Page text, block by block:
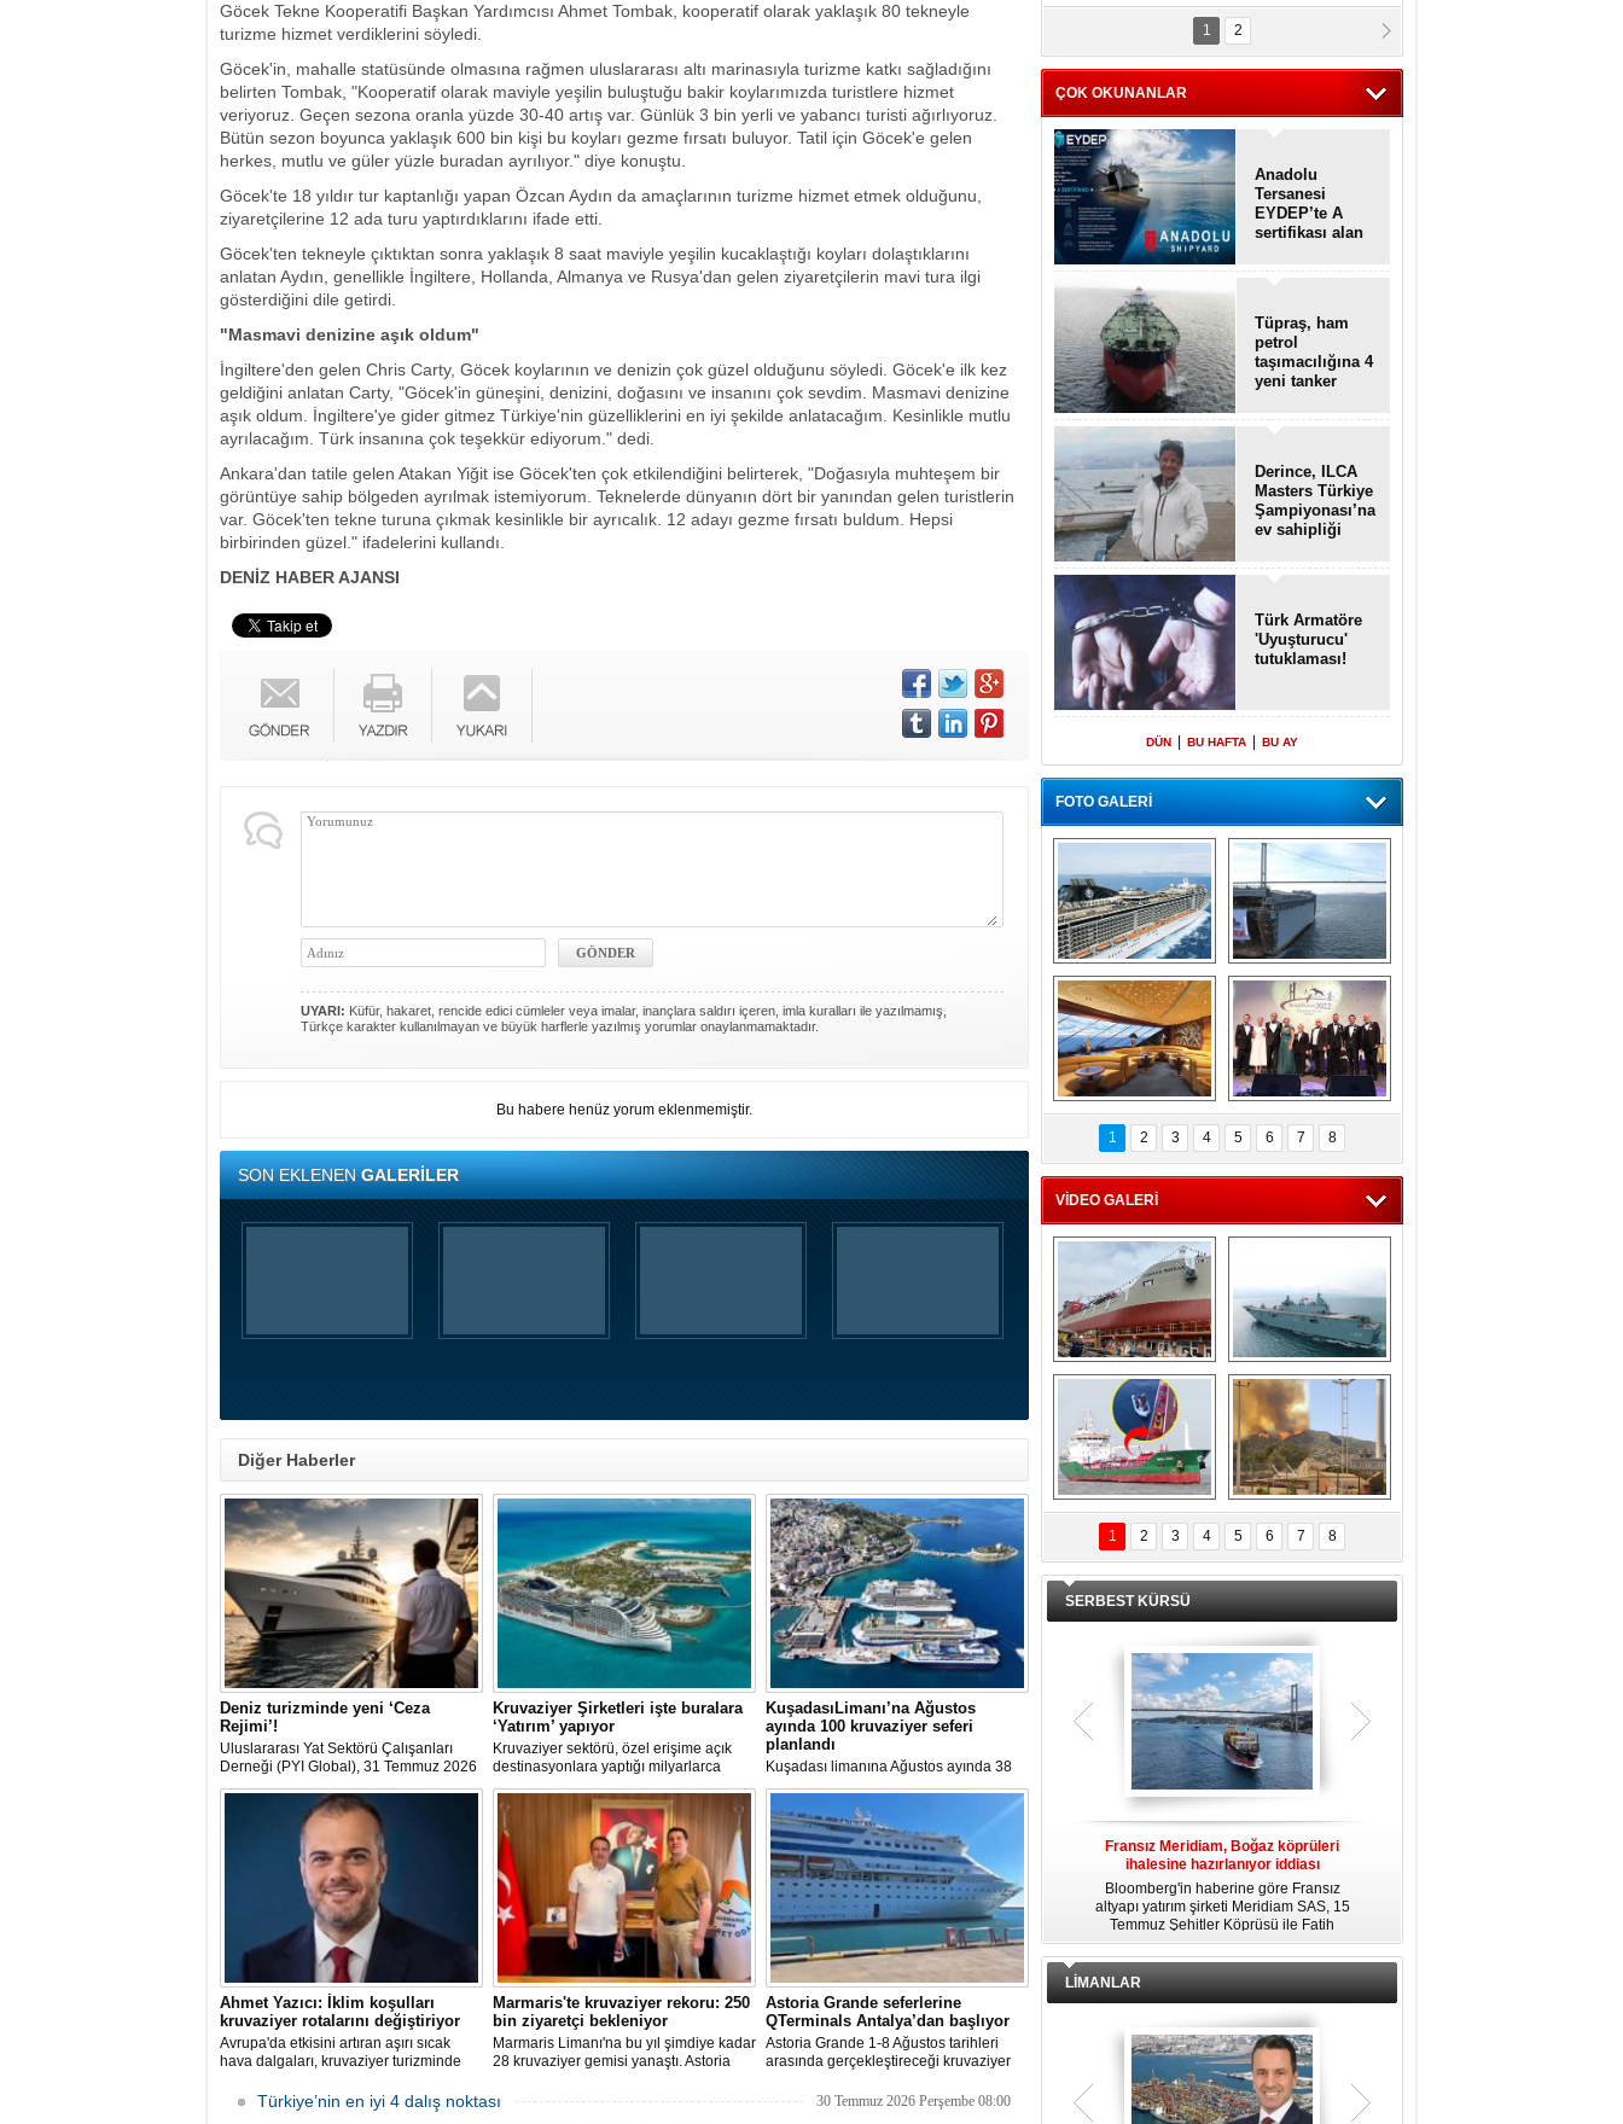
Göcek Tekne Kooperatifi Başkan Yardımcısı Ahmet Tombak, kooperatif olarak yaklaşık 80 tekneyle
turizme hizmet verdiklerini söyledi.
Göcek'in, mahalle statüsünde olmasına rağmen uluslararası altı marinasıyla turizme katkı sağladığını
belirten Tombak, "Kooperatif olarak maviyle yeşilin buluştuğu bakir koylarımızda turistlere hizmet
veriyoruz. Geçen sezona oranla yüzde 30-40 artış var. Günlük 3 bin yerli ve yabancı turisti ağırlıyoruz.
Bütün sezon boyunca yaklaşık 600 bin kişi bu koyları gezme fırsatı buluyor. Tatil için Göcek'e gelen
herkes, mutlu ve güler yüzle buradan ayrılıyor." diye konuştu.
Göcek'te 18 yıldır tur kaptanlığı yapan Özcan Aydın da amaçlarının turizme hizmet etmek olduğunu,
ziyaretçilerine 12 ada turu yaptırdıklarını ifade etti.
Göcek'ten tekneyle çıktıktan sonra yaklaşık 8 saat maviyle yeşilin kucaklaştığı koyları dolaştıklarını
anlatan Aydın, genellikle İngiltere, Hollanda, Almanya ve Rusya'dan gelen ziyaretçilerin mavi tura ilgi
gösterdiğini dile getirdi.
"Masmavi denizine aşık oldum"
İngiltere'den gelen Chris Carty, Göcek koylarının ve denizin çok güzel olduğunu söyledi. Göcek'e ilk kez
geldiğini anlatan Carty, "Göcek'in güneşini, denizini, doğasını ve insanını çok sevdim. Masmavi denizine
aşık oldum. İngiltere'ye gider gitmez Türkiye'nin güzelliklerini en iyi şekilde anlatacağım. Kesinlikle mutlu
ayrılacağım. Türk insanına çok teşekkür ediyorum." dedi.
Ankara'dan tatile gelen Atakan Yiğit ise Göcek'ten çok etkilendiğini belirterek, "Doğasıyla muhteşem bir
görüntüye sahip bölgeden ayrılmak istemiyorum. Teknelerde dünyanın dört bir yanından gelen turistlerin
var. Göcek'ten tekne turuna çıkmak kesinlikle bir ayrıcalık. 12 adayı gezme fırsatı buldum. Hepsi
birbirinden güzel." ifadelerini kullandı.
DENİZ HABER AJANSI
UYARI: Küfür, hakaret, rencide edici cümleler veya imalar, inançlara saldırı içeren, imla kuralları ile yazılmamış,
Türkçe karakter kullanılmayan ve büyük harflerle yazılmış yorumlar onaylanmamaktadır.
Bu habere henüz yorum eklenmemiştir.
SON EKLENENGALERİLER
Diğer Haberler
Deniz turizminde yeni ‘Ceza
Rejimi’!
Uluslararası Yat Sektörü Çalışanları
Derneği (PYI Global), 31 Temmuz 2026
tarihinde yürürlüğe giren 7590 sayılı
Kanun’un deniz turizmine etkilerine
ilişkin bir değerlendirme yayımladı.
Kruvaziyer Şirketleri işte buralara
‘Yatırım’ yapıyor
Kruvaziyer sektörü, özel erişime açık
destinasyonlara yaptığı milyarlarca
dolarlık yatırımlarla tatil deneyimini gemi
dışına taşıyor. Özel adalar, beach
club'lar, su parkları ve lüks villalar artık
şirketlerin en stratejik gelir kaynakları
arasında yer alıyor.
KuşadasıLimanı’na Ağustos
ayında 100 kruvaziyer seferi
planlandı
Kuşadası limanına Ağustos ayında 38
farklı kruvaziyer gemisi 100 kez
uğrayacak. En yoğun günün 28 Ağustos
olduğu açıklandı.
Ahmet Yazıcı: İklim koşulları
kruvaziyer rotalarını değiştiriyor
Avrupa'da etkisini artıran aşırı sıcak
hava dalgaları, kruvaziyer turizminde
Norveç Fiyortları, İzlanda ve Kuzey
Avrupa rotalarına ilgi artarken, deneyim
Marmaris'te kruvaziyer rekoru: 250
bin ziyaretçi bekleniyor
Marmaris Limanı'na bu yıl şimdiye kadar
28 kruvaziyer gemisi yanaştı. Astoria
sefer eklemesiyle birlikte sezon
Astoria Grande seferlerine
QTerminals Antalya’dan başlıyor
Astoria Grande 1-8 Ağustos tarihleri
arasında gerçekleştireceği kruvaziyer
başlayacak. Şirket rotayı Rus denizcilik
Türkiye’nin en iyi 4 dalış noktası 30 Temmuz 2026 Perşembe 08:00
Kpt. MESUT AZMİ GÖKSOY
ithafen...
1 2
ÇOK OKUNANLAR
Anadolu
Tersanesi
EYDEP’te A
sertifikası alan
Tüpraş, ham
petrol
taşımacılığına 4
yeni tanker
Derince, ILCA
Masters Türkiye
Şampiyonası’na
ev sahipliği
Türk Armatöre
'Uyuşturucu'
tutuklaması!
DÜN BU HAFTA BU AY
FOTO GALERİ
“Gemi içinde gemi”
konsepti ile MSC
Splendida
Dünyada tek!
Denizaltı yüzer
havuzu intikal
seyrine başladı
MSC'den 55 milyon
euroluk turizm geliri
müjdesi
5. Bosphorus Ship
Brokers Dinner,
İstanbul’da yapıldı
1 2 3 4 5 6 7 8
VİDEO GALERİ
Çeksan Tersanesi,
Başaran Bayrak
tankerini suya
indirdi
TCG Anadolu,
tersane teknik
seyrini tamamladı
Göçmenlerin
imdadına Türk
sahipli MINA DENIZ
yetişti
Milas’taki yangın
yeniden termik
santrallere doğru
ilerliyor
1 2 3 4 5 6 7 8
SERBEST KÜRSÜ
Fransız Meridiam, Boğaz köprüleri
ihalesine hazırlanıyor iddiası
Bloomberg'in haberine göre Fransız
altyapı yatırım şirketi Meridiam SAS, 15
Temmuz Şehitler Köprüsü ile Fatih
Sultan Mehmet Köprüsü'nün
özelleştirilmesine yönelik ihaleyle
zamanda kendi yat limanı, helikopter
pisti ve seçkin villaları da içeren koca
LİMANLAR